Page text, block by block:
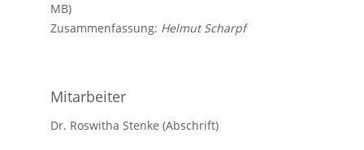
MB)
Zusammenfassung: Helmut Scharpf
Mitarbeiter
Dr. Roswitha Stenke (Abschrift)